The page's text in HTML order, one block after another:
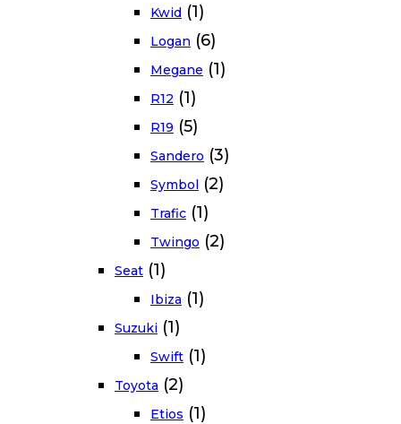
Kwid (1)
Logan (6)
Megane (1)
R12 (1)
R19 (5)
Sandero (3)
Symbol (2)
Trafic (1)
Twingo (2)
Seat (1)
Ibiza (1)
Suzuki (1)
Swift (1)
Toyota (2)
Etios (1)